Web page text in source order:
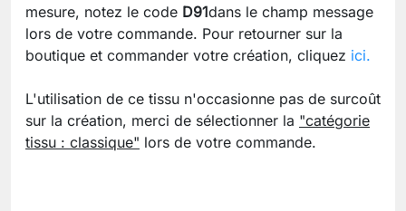
mesure, notez le code D91dans le champ message
lors de votre commande. Pour retourner sur la
boutique et commander votre création, cliquez ici.
L'utilisation de ce tissu n'occasionne pas de surcoût
sur la création, merci de sélectionner la "catégorie
tissu : classique" lors de votre commande.